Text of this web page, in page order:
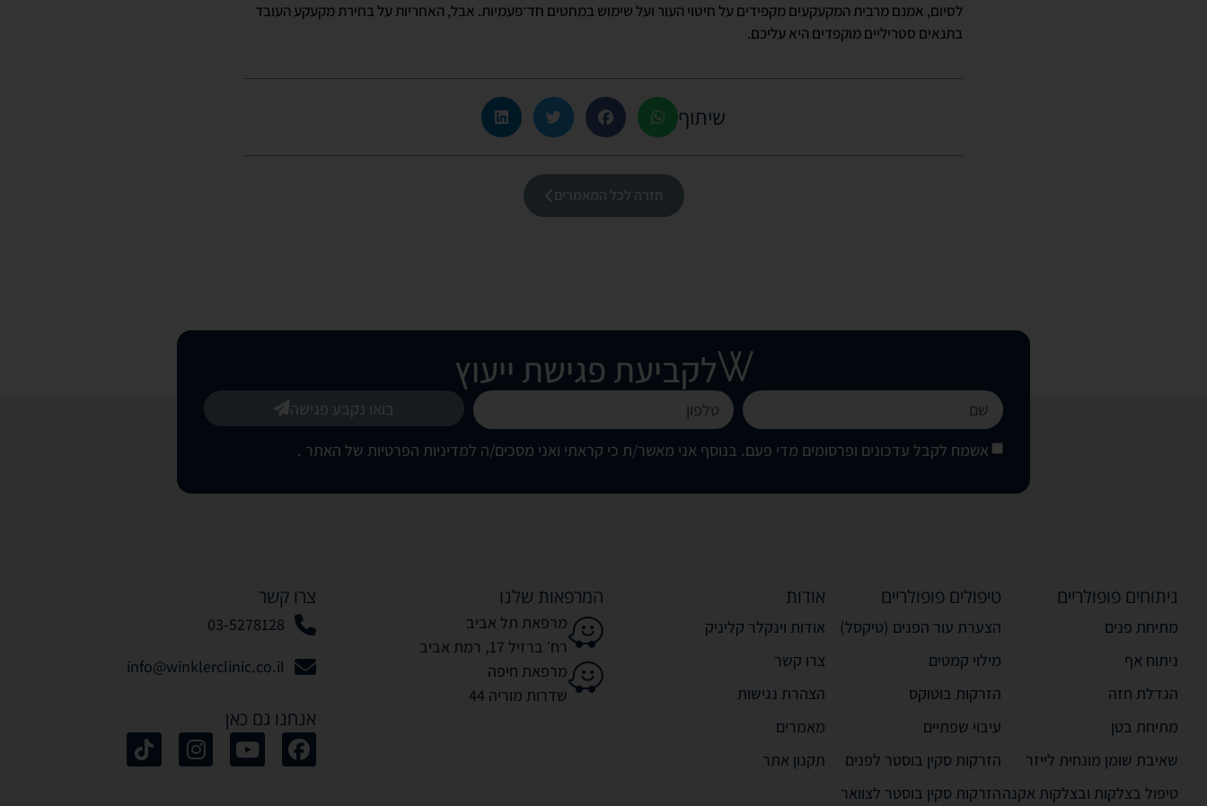
לסיום, אמנם מרבית המקעקעים מקפידים על חיטוי העור ועל שימוש במחטים חד־פעמיות. אבל, האחריות על בחירת מקעקע העובד
בתנאים סטריליים מוקפדים היא עליכם.
שיתוף
חזרה לכל המאמרים
לקביעת פגישת ייעוץ
אשמח לקבל עדכונים ופרסומים מדי פעם. בנוסף אני מאשר/ת כי קראתי ואני מסכים/ה למדיניות הפרטיות של האתר .
בואו נקבע פגישה
ניתוחים פופולריים
מתיחת פנים
ניתוח אף
הגדלת חזה
מתיחת בטן
שאיבת שומן מונחית לייזר
טיפול בצלקות ובצלקות אקנה
טיפולים פופולריים
הצערת עור הפנים (טיקסל)
מילוי קמטים
הזרקות בוטוקס
עיבוי שפתיים
הזרקות סקין בוסטר לפנים
הזרקות סקין בוסטר לצוואר
אודות
אודות וינקלר קליניק
צרו קשר
הצהרת נגישות
מאמרים
תקנון אתר
המרפאות שלנו
מרפאת תל אביב
רח׳ ברזיל 17, רמת אביב
מרפאת חיפה
שדרות מוריה 44
צרו קשר
03-5278128
info@winklerclinic.co.il
אנחנו גם כאן